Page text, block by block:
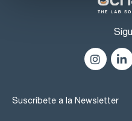
Suscríbete a la Newsletter